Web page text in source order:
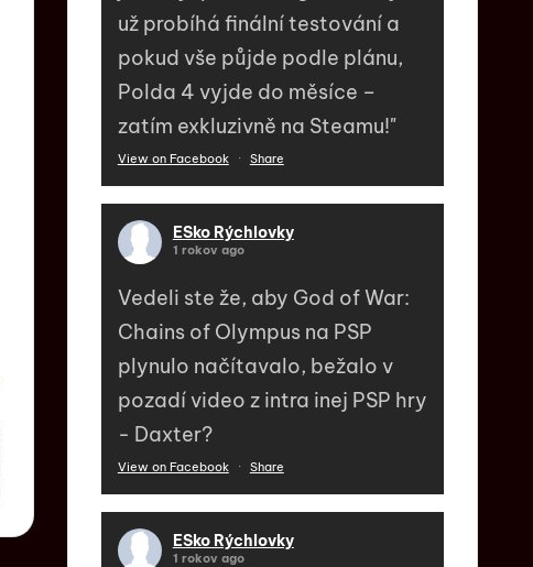
už probíhá finální testování a
pokud vše půjde podle plánu,
Polda 4 vyjde do měsíce –
zatím exkluzivně na Steamu!"
View on Facebook · Share
ESko Rýchlovky
1 rokov ago
Vedeli ste že, aby God of War:
Chains of Olympus na PSP
plynulo načítavalo, bežalo v
pozadí video z intra inej PSP hry
- Daxter?
View on Facebook · Share
ESko Rýchlovky
1 rokov ago